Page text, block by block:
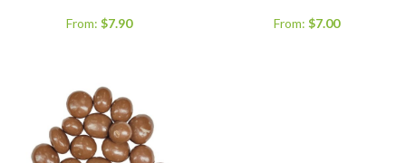
From: $7.90 From: $7.00